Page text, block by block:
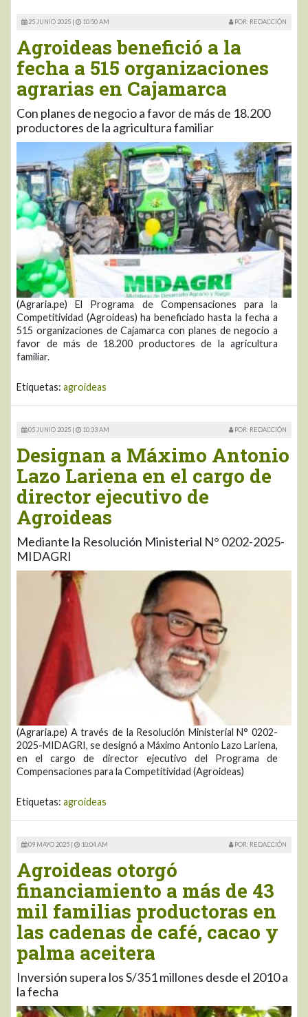
25 JUNIO 2025 | 10:50 AM POR: REDACCIÓN
Agroideas benefició a la
fecha a 515 organizaciones
agrarias en Cajamarca
Con planes de negocio a favor de más de 18.200
productores de la agricultura familiar
(Agraria.pe) El Programa de Compensaciones para la
Competitividad (Agroideas) ha beneficiado hasta la fecha a
515 organizaciones de Cajamarca con planes de negocio a
favor de más de 18.200 productores de la agricultura
familiar.
Etiquetas: agroideas
05 JUNIO 2025 | 10:33 AM POR: REDACCIÓN
Designan a Máximo Antonio
Lazo Lariena en el cargo de
director ejecutivo de
Agroideas
Mediante la Resolución Ministerial N° 0202-2025-
MIDAGRI
(Agraria.pe) A través de la Resolución Ministerial N° 0202-
2025-MIDAGRI, se designó a Máximo Antonio Lazo Lariena,
en el cargo de director ejecutivo del Programa de
Compensaciones para la Competitividad (Agroideas)
Etiquetas: agroideas
09 MAYO 2025 | 10:04 AM POR: REDACCIÓN
Agroideas otorgó
financiamiento a más de 43
mil familias productoras en
las cadenas de café, cacao y
palma aceitera
Inversión supera los S/351 millones desde el 2010 a
la fecha